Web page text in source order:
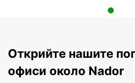
Открийте нашите
офиси около Nador